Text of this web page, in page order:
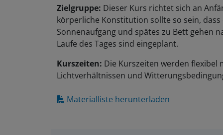
Zielgruppe: Dieser Kurs richtet sich an
körperliche Konstitution sollte so sein,
Sonnenaufgang und spätes zu Bett gehen
Laufe des Tages sind eingeplant.
Kurszeiten: Die Kurszeiten werden flexibel
Lichtverhältnissen und
Materialliste herunterladen